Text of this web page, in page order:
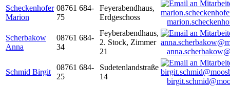
Scheckenhofer
Marion
08761 684-
75
Feyerabendhaus,
Erdgeschoss
Scherbakow
Anna
08761 684-
34
Feyberabendhaus,
2. Stock, Zimmer
21
Schmid Birgit
08761 684-
25
Sudetenlandstraße
14